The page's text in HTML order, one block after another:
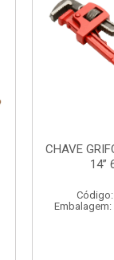
Embalagem: